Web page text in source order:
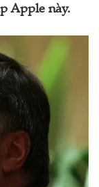
Apple này.